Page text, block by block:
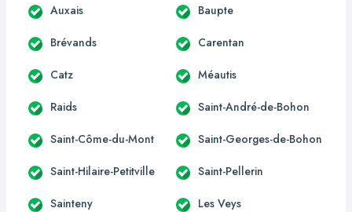
Auxais Baupte
Brévands Carentan
Catz Méautis
Raids Saint-André-de-Bohon
Saint-Côme-du-Mont Saint-Georges-de-Bohon
Saint-Hilaire-Petitville Saint-Pellerin
Sainteny Les Veys